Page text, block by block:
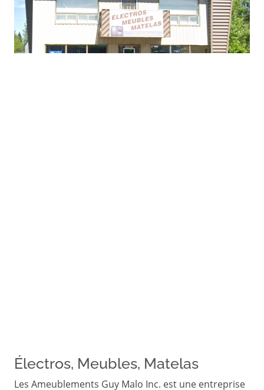
Électros, Meubles, Matelas
Les Ameublements Guy Malo Inc. est une entreprise